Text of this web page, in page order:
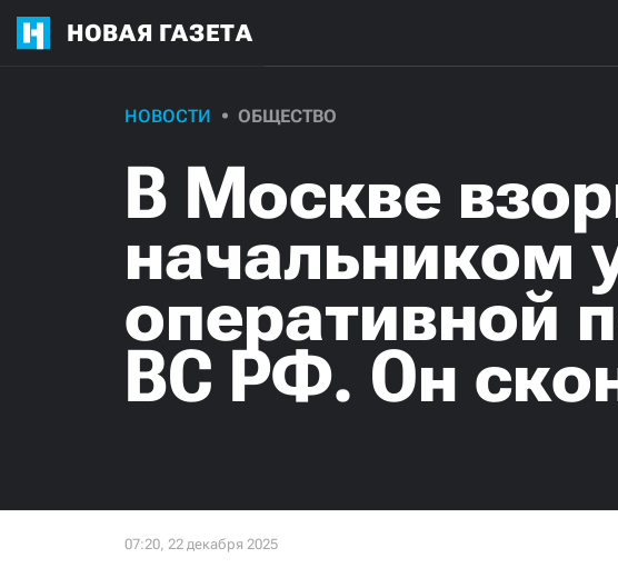
НОВАЯ ГАЗЕТА
НОВОСТИ ОБЩЕСТВО
В Москве
начальником
оперативной
ВС РФ. Он